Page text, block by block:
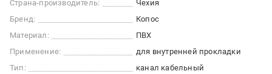
Страна-производитель:
Чехия
Бренд:
Копос
Материал:
ПВХ
Применение:
для внутренней прокладки
Тип:
канал кабельный